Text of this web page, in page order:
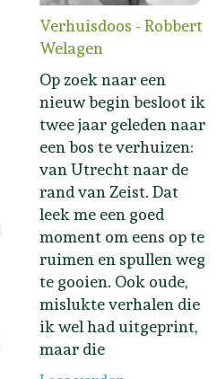
Verhuisdoos - Robbert
Welagen
Op zoek naar een
nieuw begin besloot ik
twee jaar geleden naar
een bos te verhuizen:
van Utrecht naar de
rand van Zeist. Dat
leek me een goed
moment om eens op te
ruimen en spullen weg
te gooien. Ook oude,
mislukte verhalen die
ik wel had uitgeprint,
maar die